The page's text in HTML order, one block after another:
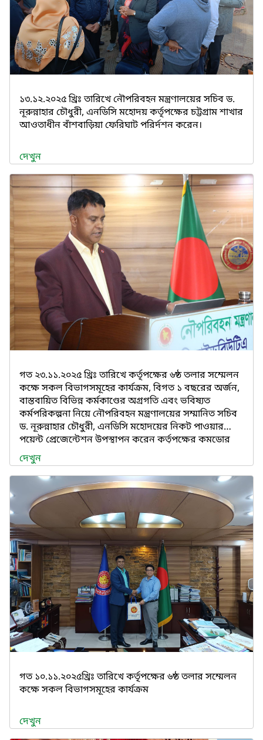
১৩.১২.২০২৫ খ্রিঃ তারিখে নৌপরিবহন মন্ত্রণালয়ের সচিব ড.
নূরুন্নাহার চৌধুরী, এনডিসি মহোদয় কর্তৃপক্ষের চট্টগ্রাম শাখার
আওতাধীন বাঁশবাড়িয়া ফেরিঘাট পরির্দশন করেন।
দেখুন
গত ২৩.১১.২০২৫ খ্রিঃ তারিখে কর্তৃপক্ষের ৬ষ্ঠ তলার সম্মেলন
কক্ষে সকল বিভাগসমূহের কার্যক্রম, বিগত ১ বছরের অর্জন,
বাস্তবায়িত বিভিন্ন কর্মকাণ্ডের অগ্রগতি এবং ভবিষ্যত
কর্মপরিকল্পনা নিয়ে নৌপরিবহন মন্ত্রণালয়ের সম্মানিত সচিব
ড. নূরুন্নাহার চৌধুরী, এনডিসি মহোদয়ের নিকট পাওয়ার
পয়েন্ট প্রেজেন্টেশন উপস্থাপন করেন কর্তৃপক্ষের কমডোর
আরিফ আহমেদ মোস্তফা মহোদয়।
দেখুন
গত ১০.১১.২০২৫খ্রিঃ তারিখে কর্তৃপক্ষের ৬ষ্ঠ তলার সম্মেলন
কক্ষে সকল বিভাগসমূহের কার্যক্রম
দেখুন